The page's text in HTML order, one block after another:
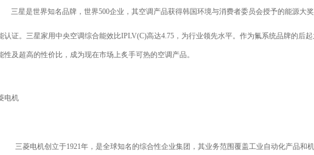
三星是世界知名品牌，世界500企业，其空调产品获得韩国环境与消费者委员会授予的能源大
认证。三星家用中央空调综合能效比IPLV(C)高达4.75 ，为行业领先水平。作为氟系统品牌的后
性及超高的性价比，成为现在市场上炙手可热的空调产品。
电机
三菱电机创立于1921年，是全球知名的综合性企业集团，其业务范围覆盖工业自动化产品和机